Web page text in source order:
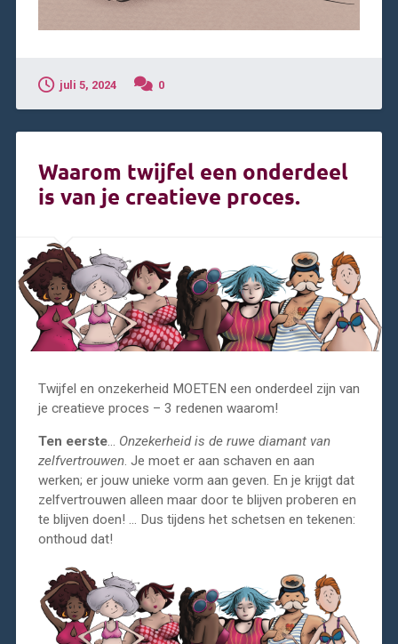
juli 5, 2024 0
Waarom twijfel een onderdeel
is van je creatieve proces.
Twijfel en onzekerheid MOETEN een onderdeel zijn van
je creatieve proces – 3 redenen waarom!
Ten eerste… Onzekerheid is de ruwe diamant van
zelfvertrouwen. Je moet er aan schaven en aan
werken; er jouw unieke vorm aan geven. En je krijgt dat
zelfvertrouwen alleen maar door te blijven proberen en
te blijven doen! … Dus tijdens het schetsen en tekenen:
onthoud dat!